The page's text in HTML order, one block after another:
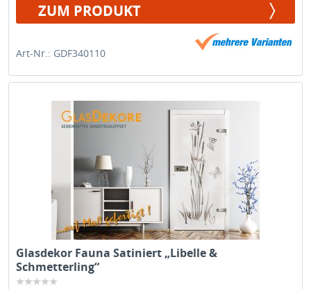
ZUM PRODUKT
Art-Nr.: GDF340110
Glasdekor Fauna Satiniert „Libelle &
Schmetterling“